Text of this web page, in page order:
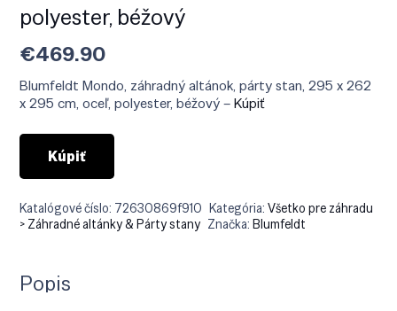
polyester, béžový
€469.90
Blumfeldt Mondo, záhradný altánok, párty stan, 295 x 262
x 295 cm, oceľ, polyester, béžový –Kúpiť
Kúpiť
Katalógové číslo: 72630869f910 Kategória:Všetko pre záhradu
> Záhradné altánky & Párty stany Značka:Blumfeldt
Popis